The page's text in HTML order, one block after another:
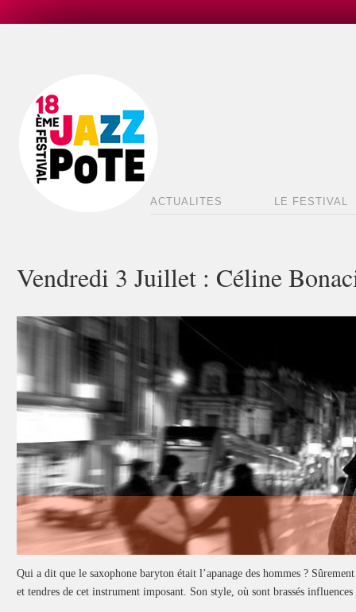
ACTUALITES LE FESTIVAL
Vendredi 3 Juillet : Céline
Qui a dit que le saxophone baryton était l’apanage des hommes ?
et tendres de cet instrument imposant. Son style, où sont brassés